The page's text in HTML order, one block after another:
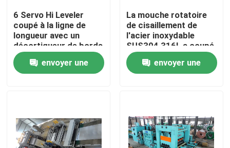
Produits
A propos de nous
Contactez-nous
6 Servo Hi Leveler
coupé à la ligne de
longueur avec un
décortiqueur de bords
et des double-
empilatricesenvoyer une
La mouche rotatoire
de cisaillement de
l'acier inoxydable
SUS304 316L a coupé
à la ligne de longueur
0,3 - 2 x 1000
envoyer une